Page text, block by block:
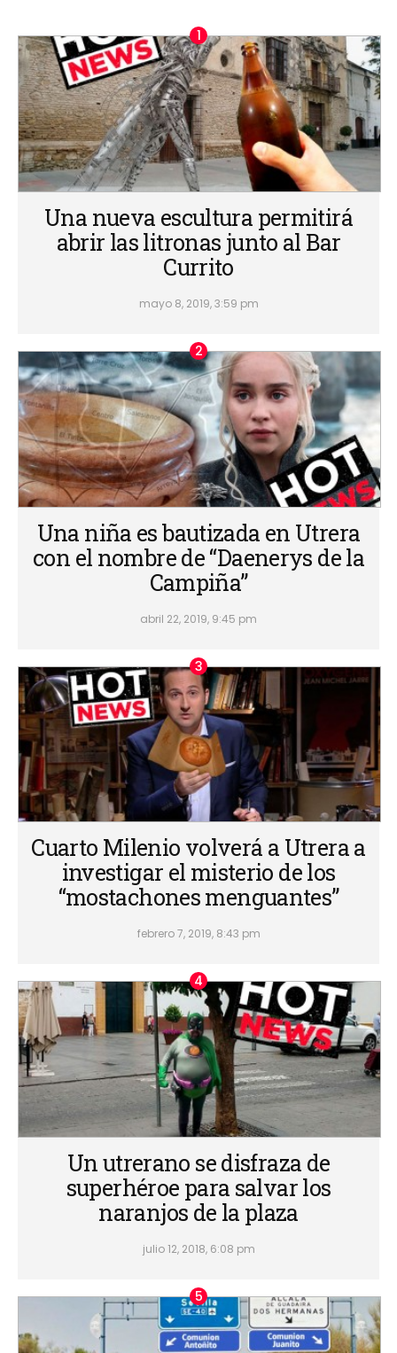
Una nueva escultura permitirá
abrir las litronas junto al Bar
Currito
mayo 8, 2019, 3:59 pm
Una niña es bautizada en Utrera
con el nombre de “Daenerys de la
Campiña”
abril 22, 2019, 9:45 pm
Cuarto Milenio volverá a Utrera a
investigar el misterio de los
“mostachones menguantes”
febrero 7, 2019, 8:43 pm
Un utrerano se disfraza de
superhéroe para salvar los
naranjos de la plaza
julio 12, 2018, 6:08 pm